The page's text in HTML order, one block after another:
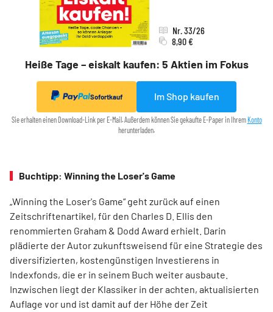
Heiße Tage – eiskalt kaufen: 5 Aktien im Fokus
Nr. 33/26
8,90 €
Sofortkauf Im Shop kaufen
Sie erhalten einen Download-Link per E-Mail. Außerdem können Sie gekaufte E-Paper in IhremKonto
herunterladen.
Buchtipp: Winning the Loser's Game
„Winning the Loser's Game“ geht zurück auf einen
Zeitschriftenartikel, für den Charles D. Ellis den
renommierten Graham & Dodd Award erhielt. Darin
plädierte der Autor zukunftsweisend für eine Strategie des
diversifizierten, kostengünstigen Investierens in
Indexfonds, die er in seinem Buch weiter ausbaute.
Inzwischen liegt der Klassiker in der achten, aktualisierten
Auflage vor und ist damit auf der Höhe der Zeit